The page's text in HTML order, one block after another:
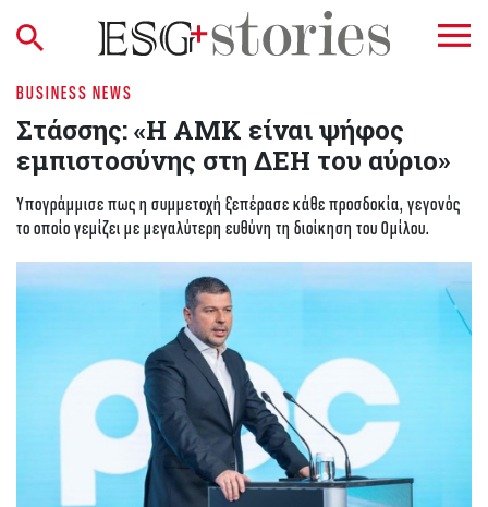
BUSINESS NEWS
Στάσσης: «Η ΑΜΚ είναι ψήφος
εμπιστοσύνης στη ΔΕΗ του αύριο»
Υπογράμμισε πως η συμμετοχή ξεπέρασε κάθε προσδοκία, γεγονός
το οποίο γεμίζει με μεγαλύτερη ευθύνη τη διοίκηση του Ομίλου.